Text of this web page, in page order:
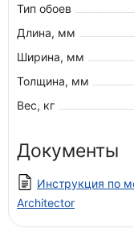
Тип обоев
Длина, мм
Ширина, мм
Толщина, мм
Вес, кг
Документы
Инструкция по
Architector